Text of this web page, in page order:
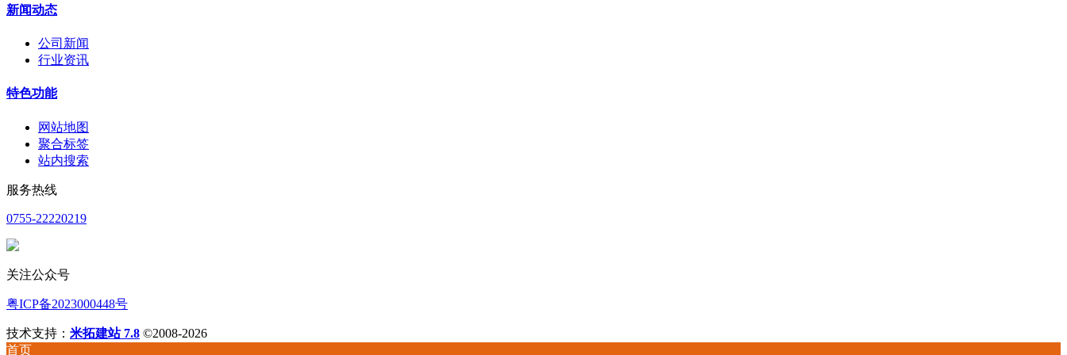
新闻动态
公司新闻
行业资讯
特色功能
网站地图
聚合标签
站内搜索
服务热线
0755-22220219
关注公众号
粤ICP备2023000448号
技术支持： 米拓建站 7.8 ©2008-2026
首页